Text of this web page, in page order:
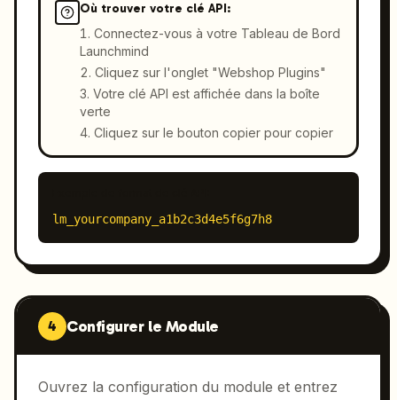
Où trouver votre clé API:
Connectez-vous à votre Tableau de Bord
Launchmind
Cliquez sur l'onglet "Webshop Plugins"
Votre clé API est affichée dans la boîte
verte
Cliquez sur le bouton copier pour copier
lm_yourcompany_a1b2c3d4e5f6g7h8
4 Configurer le Module
Ouvrez la configuration du module et entrez